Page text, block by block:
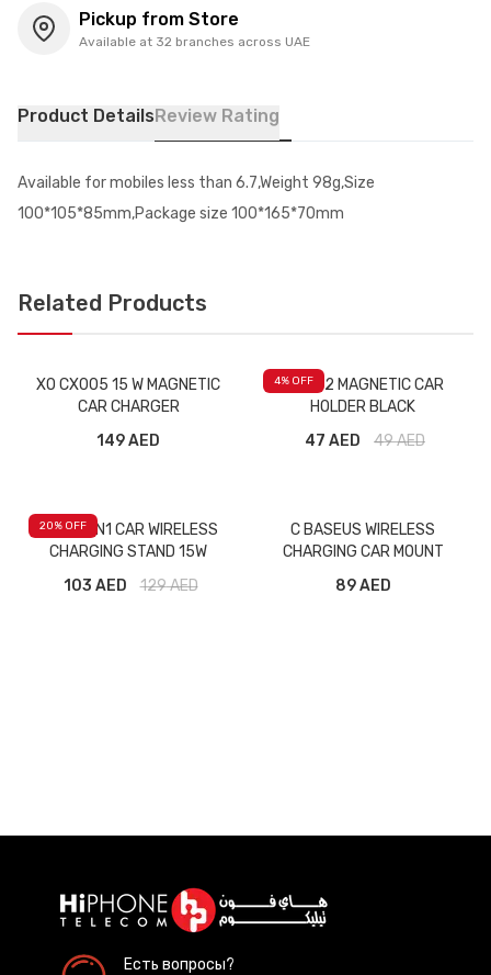
Pickup from Store
Available at 32 branches across UAE
Product DetailsReview Rating
Available for mobiles less than 6.7,Weight 98g,Size
100*105*85mm,Package size 100*165*70mm
Related Products
XO CX005 15 W MAGNETIC
CAR CHARGER
149 AED
4% OFF
XO C82 MAGNETIC CAR
HOLDER BLACK
47 AED
49AED
20% OFF
ISAFE 2IN1 CAR WIRELESS
CHARGING STAND 15W
103 AED
129AED
C BASEUS WIRELESS
CHARGING CAR MOUNT
89 AED
Есть вопросы?